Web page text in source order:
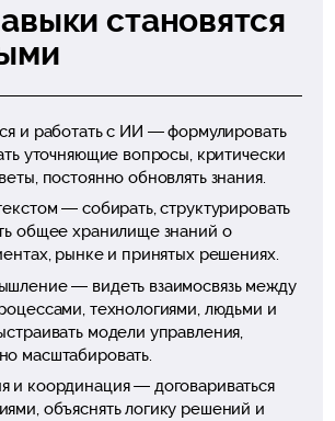
становятся
и работать с ИИ — формулировать
уточняющие вопросы, критически
постоянно обновлять знания.
— собирать, структурировать
общее хранилище знаний о
рынке и принятых решениях.
— видеть взаимосвязь между
технологиями, людьми и
модели управления,
масштабировать.
и координация — договариваться
объяснять логику решений и